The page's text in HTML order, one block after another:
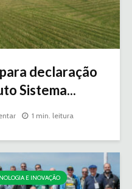
declaração
Sistema...
1 min. leitura
E INOVAÇÃO